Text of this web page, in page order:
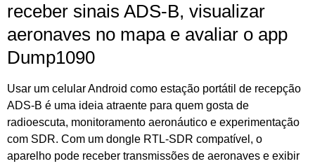
receber sinais ADS-B, visualizar
aeronaves no mapa e avaliar o app
Dump1090
Usar um celular Android como estação portátil de recepção
ADS-B é uma ideia atraente para quem gosta de
radioescuta, monitoramento aeronáutico e experimentação
com SDR. Com um dongle RTL-SDR compatível, o
aparelho pode receber transmissões de aeronaves e exibir